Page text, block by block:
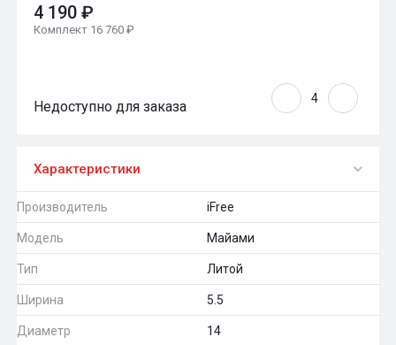
4 190 ₽
Комплект 16 760 ₽
Недоступно для заказа
Характеристики
Производитель iFree
Модель Майами
Тип Литой
Ширина 5.5
Диаметр 14